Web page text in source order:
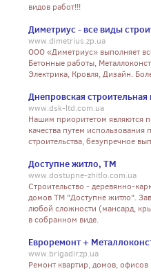
видов работ!!!
Диметриус - все виды
www.dimetrius.zp.ua
ООО «Диметриус» выполняет
Бетонные работы,
Электрика, Кровля, Дизайн.
Днепровская
www.dsk-ltd.com.ua
Нашим приоритетом являются
качества путем
строительства, безупречное
Доступне житло, ТМ
www.dostupne-zhitlo.com.ua
Строительство - деревянно-
домов ТМ "Доступне житло".
любой сложности (мансард,
в собранном виде.
Евроремонт +
www.brigadir.zp.ua
Ремонт квартир, домов, офисов